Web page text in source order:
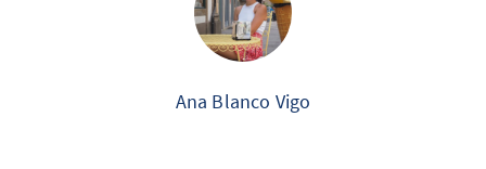
Ana Blanco Vigo